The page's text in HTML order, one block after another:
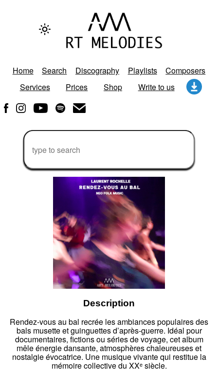
Home Search Discography Playlists
Composers
Services
Prices Shop Write to us
Description
Rendez-vous au bal recrée les ambiances populaires des
bals musette et guinguettes d’après-guerre. Idéal pour
documentaires, fictions ou séries de voyage, cet album
mêle énergie dansante, atmosphères chaleureuses et
nostalgie évocatrice. Une musique vivante qui restitue la
mémoire collective du XXᵉ siècle.